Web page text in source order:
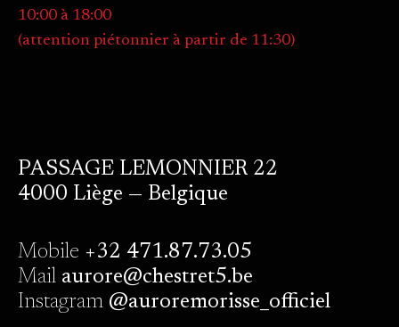
10:00 à 18:00
(attention piétonnier à partir de 11:30)
PASSAGE LEMONNIER 22
4000 Liège — Belgique
Mobile +32 471.87.73.05
Mailaurore@chestret5.be
Instagram@auroremorisse_officiel